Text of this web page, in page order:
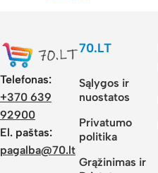
Telefonas:
+370 639
92900
El. paštas:
pagalba@70.lt
70.LT
Sąlygos ir
nuostatos
Privatumo
politika
Grąžinimas ir